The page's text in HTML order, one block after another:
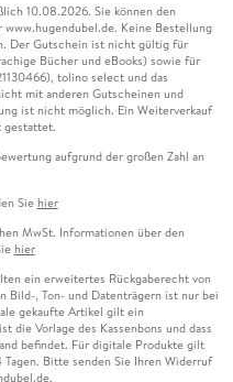
10.08.2026. Sie können den
Keine Bestellung
Der Gutschein ist nicht gültig für
Bücher und eBooks) sowie für
tolino select und das
mit anderen Gutscheinen und
ist nicht möglich. Ein Weiterverkauf
gestattet.
aufgrund der großen Zahl an
Sie hier
MwSt. Informationen über den
hier
ein erweitertes Rückgaberecht von
Bild-, Ton- und Datenträgern ist nur bei
gekaufte Artikel gilt ein
die Vorlage des Kassenbons und dass
befindet. Für digitale Produkte gilt
Bitte senden Sie Ihren Widerruf